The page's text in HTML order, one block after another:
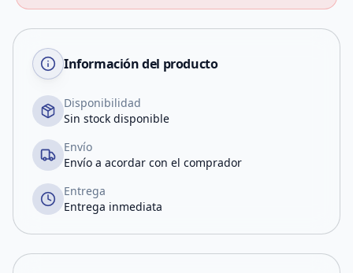
Información del producto
Disponibilidad
Sin stock disponible
Envío
Envío a acordar con el comprador
Entrega
Entrega inmediata